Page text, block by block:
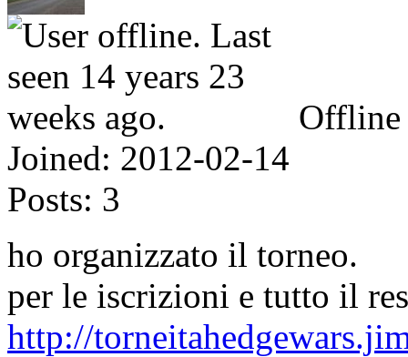
Offline
Joined: 2012-02-14
Posts: 3
ho organizzato il torneo.
per le iscrizioni e tutto il
http://